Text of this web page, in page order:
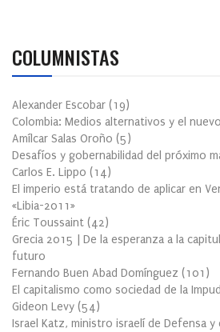
COLUMNISTAS
Alexander Escobar (19)
Colombia: Medios alternativos y el
Amílcar Salas Oroño (5)
Desafíos y gobernabilidad del próximo
Carlos E. Lippo (14)
El imperio está tratando de aplicar en
«Libia-2011»
Éric Toussaint (42)
Grecia 2015 | De la esperanza a la
futuro
Fernando Buen Abad Domínguez (101 )
El capitalismo como sociedad de la
Gideon Levy (54)
Israel Katz, ministro israelí de Defensa y